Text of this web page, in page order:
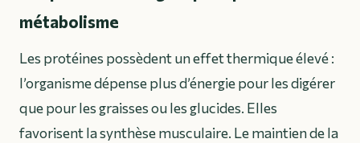
métabolisme
Les protéines possèdent un effet thermique élevé :
l’organisme dépense plus d’énergie pour les digérer
que pour les graisses ou les glucides. Elles
favorisent la synthèse musculaire. Le maintien de la